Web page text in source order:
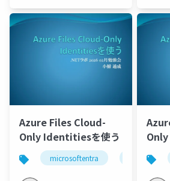
Azure Files Cloud-
Only Identitiesを使う
microsoftentra azure(さ